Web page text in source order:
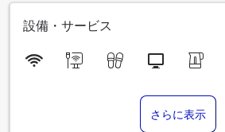
設備・サービス
さらに表示